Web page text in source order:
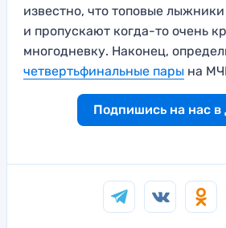
известно, что топовые лыжники
и пропускают когда-то очень
многодневку. Наконец,
четвертьфинальные пары на
Подпишись на нас в